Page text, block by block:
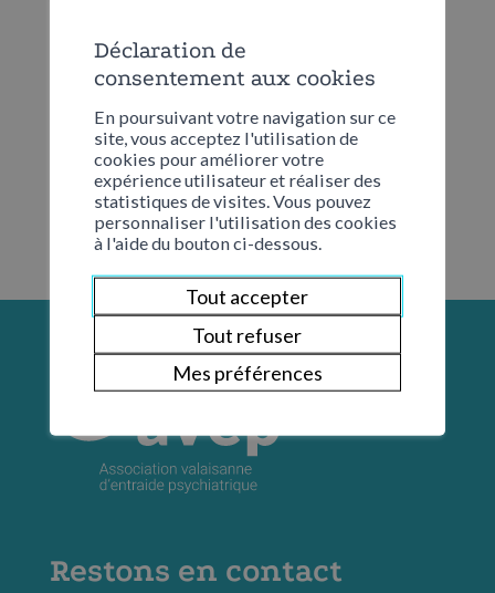
Frais
Restons en contact
Déclaration de
consentement aux cookies
En poursuivant votre navigation sur ce
site, vous acceptez l'utilisation de
cookies pour améliorer votre
expérience utilisateur et réaliser des
statistiques de visites. Vous pouvez
personnaliser l'utilisation des cookies
à l'aide du bouton ci-dessous.
Tout accepter
Tout refuser
Mes préférences